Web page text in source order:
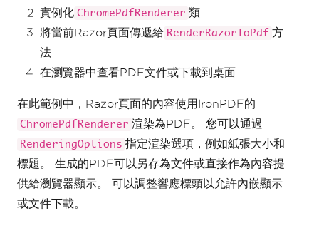
實例化 ChromePdfRenderer 類
將當前Razor頁面傳遞給 RenderRazorToPdf 方
法
在瀏覽器中查看PDF文件或下載到桌面
在此範例中，Razor頁面的內容使用IronPDF的
ChromePdfRenderer 渲染為PDF。 您可以通過
RenderingOptions 指定渲染選項，例如紙張大小和
標題。 生成的PDF可以另存為文件或直接作為內容提
供給瀏覽器顯示。 可以調整響應標頭以允許內嵌顯示
或文件下載。